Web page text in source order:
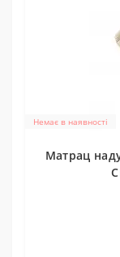
Немає в наявності
Матрац